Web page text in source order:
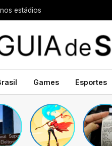
estádios
Games Esportes